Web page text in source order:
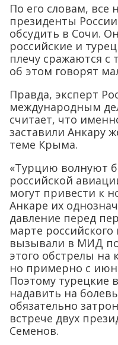
По его словам, все
президенты
обсудить в Сочи.
российские и
плечу сражаются
об этом говорят
Правда, эксперт
международным
считает, что
заставили Анкару
теме Крыма.
«Турцию волнуют
российской
могут привести к
Анкаре их
давление перед
марте
вызывали в МИД
этого обстрелы на
но примерно с
Поэтому турецкие
надавить на
обязательно
встрече двух
Семенов.